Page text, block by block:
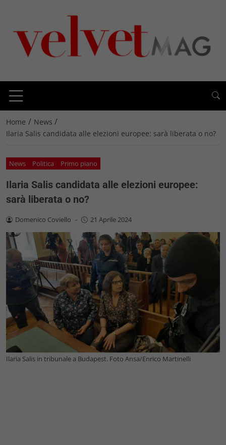
Home / News /
Ilaria Salis candidata alle elezioni europee: sarà liberata o no?
News Politica Primo piano
Ilaria Salis candidata alle elezioni europee:
sarà liberata o no?
Domenico Coviello - 21 Aprile 2024
Ilaria Salis in tribunale a Budapest. Foto Ansa/Enrico Martinelli